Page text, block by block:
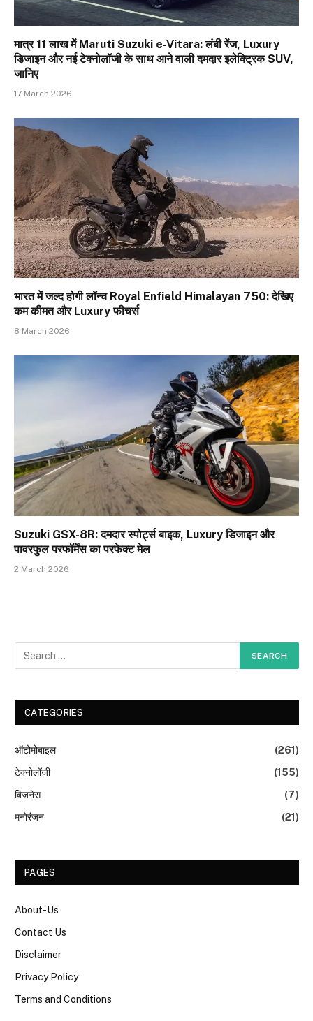
मात्र ₹11 लाख में Maruti Suzuki e-Vitara: लंबी रेंज, Luxury
डिजाइन और नई टेक्नोलॉजी के साथ आने वाली दमदार इलेक्ट्रिक SUV,
जानिए
17 March 2026
भारत में जल्द होगी लॉन्च Royal Enfield Himalayan 750: देखिए
कम कीमत और Luxury फीचर्स
8 March 2026
Suzuki GSX-8R: दमदार स्पोर्ट्स बाइक, Luxury डिजाइन और
पावरफुल परफॉर्मेंस का परफेक्ट मेल
2 March 2026
CATEGORIES
ऑटोमोबाइल
(261)
टेक्नोलॉजी
(155)
बिजनेस
(7)
मनोरंजन
(21)
PAGES
About-Us
Contact Us
Disclaimer
Privacy Policy
Terms and Conditions